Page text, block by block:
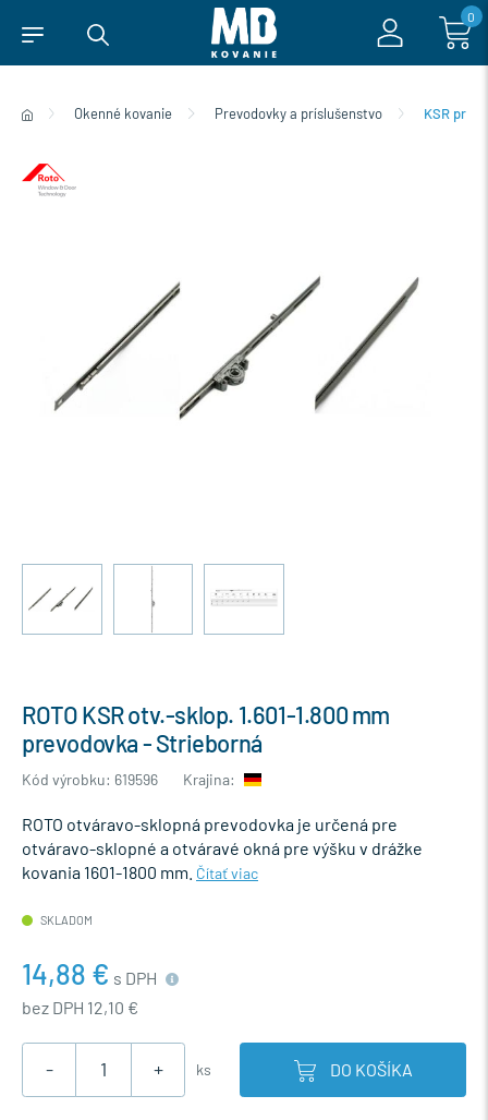
0
Okenné kovanie Prevodovky a príslušenstvo KSR
ROTO KSR otv.-sklop. 1.601-1.800 mm
prevodovka - Strieborná
Kód výrobku: 619596 Krajina:
ROTO otváravo-sklopná prevodovka je určená pre
otváravo-sklopné a otváravé okná pre výšku v drážke
kovania 1601-1800 mm. Čítať viac
SKLADOM
14,88 € s DPH
bez DPH 12,10 €
- + ks DO KOŠÍKA